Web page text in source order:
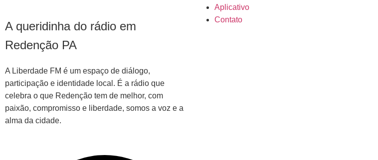
A queridinha do rádio em
Redenção PA
A Liberdade FM é um espaço de diálogo,
participação e identidade local. É a rádio que
celebra o que Redenção tem de melhor, com
paixão, compromisso e liberdade, somos a voz e a
alma da cidade.
Aplicativo
Contato